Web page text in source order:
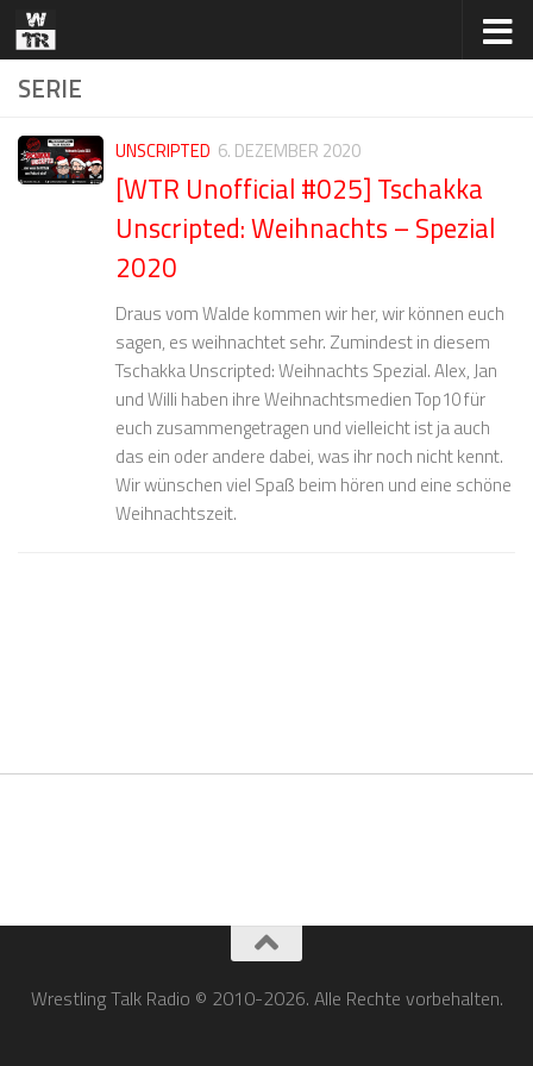
Zum Inhalt springen
SERIE
UNSCRIPTED 6. DEZEMBER 2020
[WTR Unofficial #025] Tschakka
Unscripted: Weihnachts – Spezial
2020
Draus vom Walde kommen wir her, wir können euch
sagen, es weihnachtet sehr. Zumindest in diesem
Tschakka Unscripted: Weihnachts Spezial. Alex, Jan
und Willi haben ihre Weihnachtsmedien Top10 für
euch zusammengetragen und vielleicht ist ja auch
das ein oder andere dabei, was ihr noch nicht kennt.
Wir wünschen viel Spaß beim hören und eine schöne
Weihnachtszeit.
Wrestling Talk Radio © 2010-2026. Alle Rechte vorbehalten.